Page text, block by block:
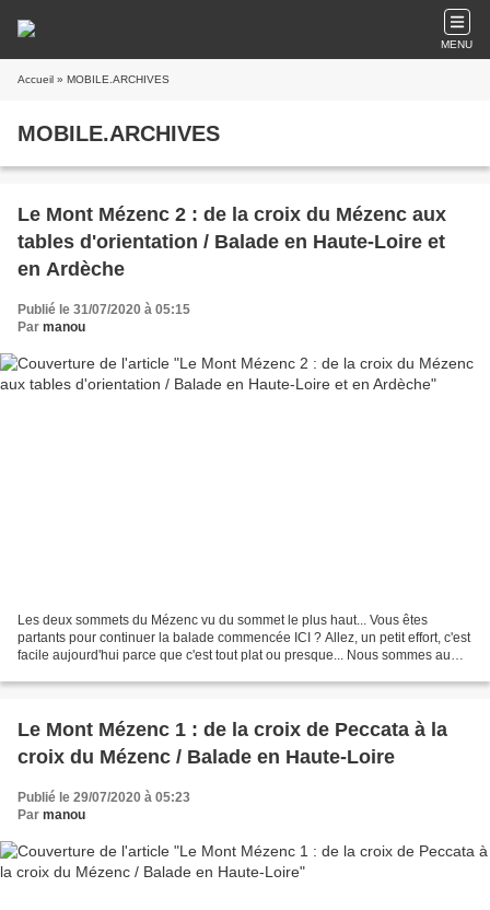
MENU
Accueil » MOBILE.ARCHIVES
MOBILE.ARCHIVES
Le Mont Mézenc 2 : de la croix du Mézenc aux
tables d'orientation / Balade en Haute-Loire et
en Ardèche
Publié le 31/07/2020 à 05:15
Par manou
Les deux sommets du Mézenc vu du sommet le plus haut... Vous êtes
partants pour continuer la balade commencée ICI ? Allez, un petit effort, c'est
facile aujourd'hui parce que c'est tout plat ou presque... Nous sommes au
Le Mont Mézenc 1 : de la croix de Peccata à la
croix du Mézenc / Balade en Haute-Loire
Publié le 29/07/2020 à 05:23
Par manou